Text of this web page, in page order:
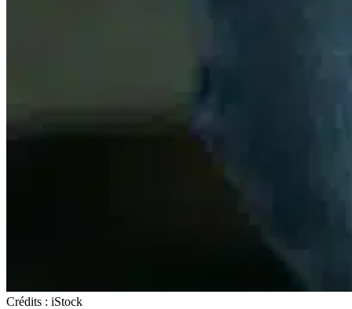
Crédits : iStock